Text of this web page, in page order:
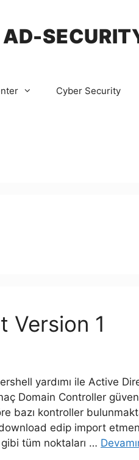
AD-
Cyber Security
Version 1
yardımı ile Active
Domain Controller
bazı kontroller
edip import
tüm noktaları …